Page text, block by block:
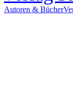
Autoren & Bücher